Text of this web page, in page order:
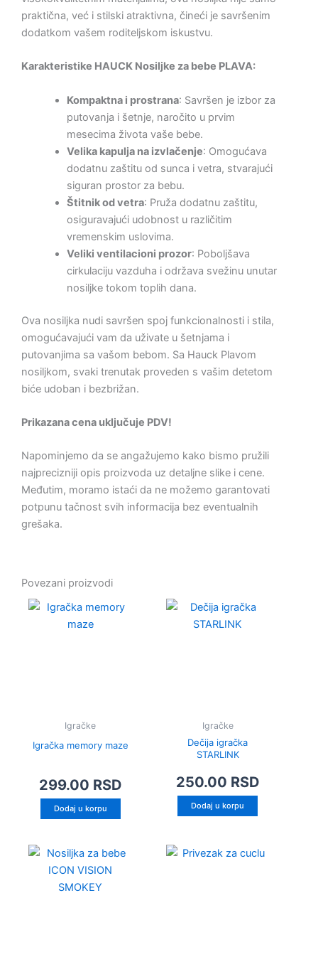
praktična, već i stilski atraktivna, čineći je savršenim
dodatkom vašem roditeljskom iskustvu.
Karakteristike HAUCK Nosiljke za bebe PLAVA:
Kompaktna i prostrana: Savršen je izbor za
putovanja i šetnje, naročito u prvim
mesecima života vaše bebe.
Velika kapulja na izvlačenje: Omogućava
dodatnu zaštitu od sunca i vetra, stvarajući
siguran prostor za bebu.
Štitnik od vetra: Pruža dodatnu zaštitu,
osiguravajući udobnost u različitim
vremenskim uslovima.
Veliki ventilacioni prozor: Poboljšava
cirkulaciju vazduha i održava svežinu unutar
nosiljke tokom toplih dana.
Ova nosiljka nudi savršen spoj funkcionalnosti i stila,
omogućavajući vam da uživate u šetnjama i
putovanjima sa vašom bebom. Sa Hauck Plavom
nosiljkom, svaki trenutak proveden s vašim detetom
biće udoban i bezbrižan.
Prikazana cena uključuje PDV!
Napominjemo da se angažujemo kako bismo pružili
najprecizniji opis proizvoda uz detaljne slike i cene.
Međutim, moramo istaći da ne možemo garantovati
potpunu tačnost svih informacija bez eventualnih
grešaka.
Povezani proizvodi
Igračke
Igračka memory maze
299.00 RSD
Dodaj u korpu
Igračke
Dečija igračka
STARLINK
250.00 RSD
Dodaj u korpu